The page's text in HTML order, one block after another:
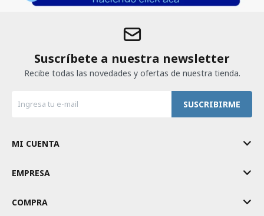
Suscríbete a nuestra newsletter
Recibe todas las novedades y ofertas de nuestra tienda.
SUSCRIBIRME
MI CUENTA
EMPRESA
COMPRA